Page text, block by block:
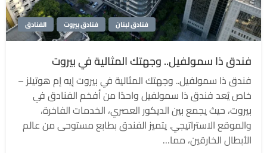
الفنادق فنادق بيروت فنادق لبنان
فندق ذا سمولفيل.. وجهتك المثالية في بيروت
فندق ذا سمولفيل.. وجهتك المثالية في بيروت إيه إم هوتيلز –
خاص يُعد فندق ذا سمولفيل واحدًا من أفخم الفنادق في
بيروت، حيث يجمع بين الديكور العصري، الخدمات الفاخرة،
والموقع الاستراتيجي. يتميز الفندق بطابع مستوحى من عالم
الأبطال الخارقين، مما…